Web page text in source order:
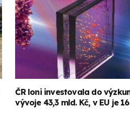
ČR loni investovala do
vývoje 43,3 mld. Kč, v EU je